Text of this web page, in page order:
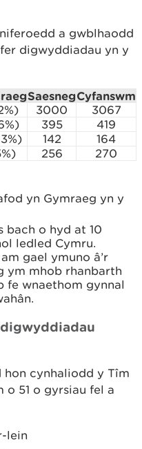
a gwblhaodd
digwyddiadau yn y
SaesnegCyfanswm
3000
3067
395
419
142
164
256 270
yn Gymraeg yn y
bach o hyd at 10
ledled Cymru.
gael ymuno â’r
ym mhob rhanbarth
fe wnaethom gynnal
cynhaliodd y Tîm
o 51 o gyrsiau fel a
lein